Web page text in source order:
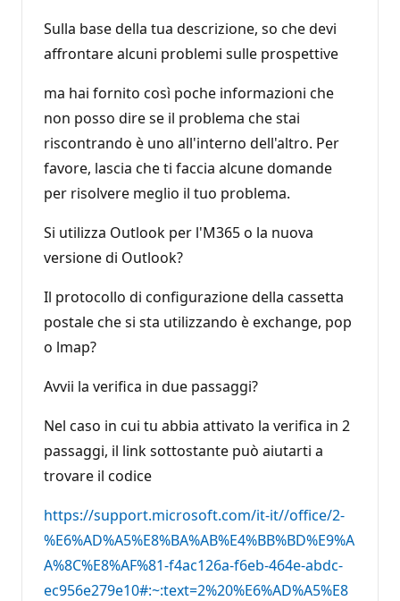
Sulla base della tua descrizione, so che devi
affrontare alcuni problemi sulle prospettive
ma hai fornito così poche informazioni che
non posso dire se il problema che stai
riscontrando è uno all'interno dell'altro. Per
favore, lascia che ti faccia alcune domande
per risolvere meglio il tuo problema.
Si utilizza Outlook per l'M365 o la nuova
versione di Outlook?
Il protocollo di configurazione della cassetta
postale che si sta utilizzando è exchange, pop
o lmap?
Avvii la verifica in due passaggi?
Nel caso in cui tu abbia attivato la verifica in 2
passaggi, il link sottostante può aiutarti a
trovare il codice
https://support.microsoft.com/it-it//office/2-
%E6%AD%A5%E8%BA%AB%E4%BB%BD%E9%A
A%8C%E8%AF%81-f4ac126a-f6eb-464e-abdc-
ec956e279e10#:~:text=2%20%E6%AD%A5%E8